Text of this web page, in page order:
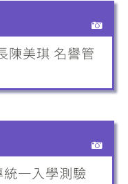
陳美琪 名譽管
一入學測驗